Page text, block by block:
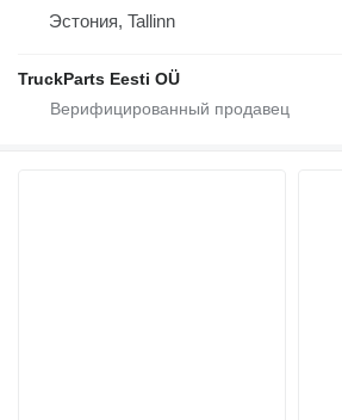
Эстония, Tallinn
TruckParts Eesti OÜ